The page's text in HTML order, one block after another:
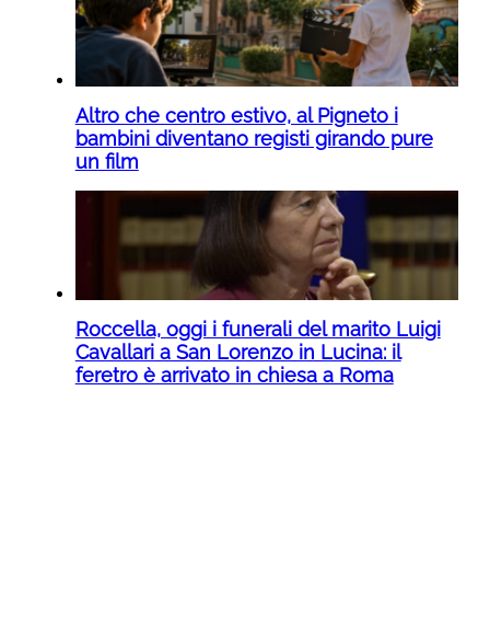
Altro che centro estivo, al Pigneto i
bambini diventano registi girando pure
un film
Roccella, oggi i funerali del marito Luigi
Cavallari a San Lorenzo in Lucina: il
feretro è arrivato in chiesa a Roma